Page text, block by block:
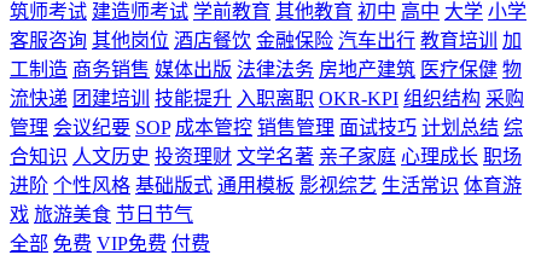
筑师考试 建造师考试 学前教育 其他教育 初中 高中 大学 小学
客服咨询 其他岗位 酒店餐饮 金融保险 汽车出行 教育培训
加
工制造 商务销售 媒体出版 法律法务 房地产建筑 医疗保健 物
流快递 团建培训 技能提升 入职离职 OKR-KPI 组织结构 采购
管理 会议纪要 SOP 成本管控 销售管理 面试技巧 计划总结 综
合知识 人文历史 投资理财 文学名著 亲子家庭 心理成长 职场
进阶 个性风格 基础版式 通用模板 影视综艺 生活常识 体育游
戏 旅游美食 节日节气
全部 免费 VIP免费 付费